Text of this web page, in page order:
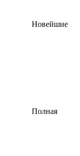
Новейшие
Полная